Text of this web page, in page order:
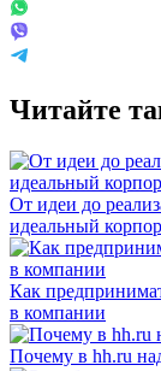
Читайте
От идеи до
идеальный
Как
в компании
Почему в hh.ru